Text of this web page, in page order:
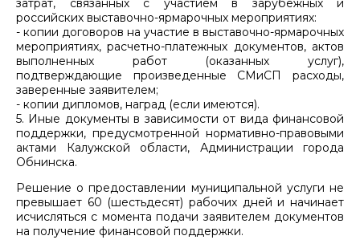
российских выставочно-ярмарочных мероприятиях:
- копии договоров на участие в выставочно-ярмарочных
мероприятиях, расчетно-платежных документов, актов
выполненных работ (оказанных услуг),
подтверждающие произведенные СМиСП расходы,
заверенные заявителем;
- копии дипломов, наград (если имеются).
5. Иные документы в зависимости от вида финансовой
поддержки, предусмотренной нормативно-правовыми
актами Калужской области, Администрации города
Обнинска.
Решение о предоставлении муниципальной услуги не
превышает 60 (шестьдесят) рабочих дней и начинает
исчисляться с момента подачи заявителем документов
на получение финансовой поддержки.